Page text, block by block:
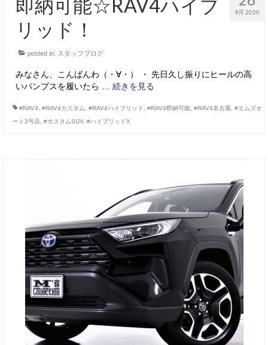
9月 2020
即納可能☆RAV4ハイブ
リッド！
posted in: スタッフブログ
みなさん、こんばんわ（・∀・） ・ 先日久し振りにヒールの高
いパンプスを履いたら … 続きを見る
#RAV4 #RAV4カスタム #RAV4ハイブリッド #RAV4即納可能 #RAV4名古屋
#エムズオ
ート3号店 #カスタムSUV, #ハイブリッドX